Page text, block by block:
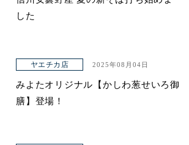
した
ヤエチカ店 2025年08月04日
みよたオリジナル【かしわ葱せいろ御
膳】登場！